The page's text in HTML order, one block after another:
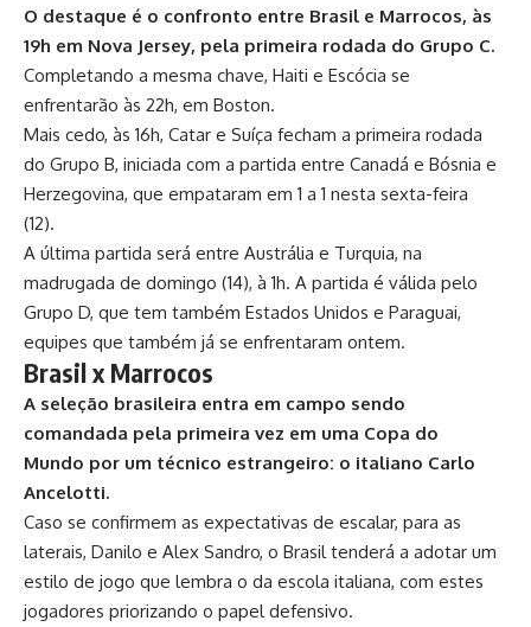
O destaque é o confronto entre Brasil e Marrocos, às
19h em Nova Jersey, pela primeira rodada do Grupo C.
Completando a mesma chave, Haiti e Escócia se
enfrentarão às 22h, em Boston.
Mais cedo, às 16h, Catar e Suíça fecham a primeira rodada
do Grupo B, iniciada com a partida entre Canadá e Bósnia e
Herzegovina, que empataram em 1 a 1 nesta sexta-feira
(12).
A última partida será entre Austrália e Turquia, na
madrugada de domingo (14), à 1h. A partida é válida pelo
Grupo D, que tem também Estados Unidos e Paraguai,
equipes que também já se enfrentaram ontem.
Brasil x Marrocos
A seleção brasileira entra em campo sendo
comandada pela primeira vez em uma Copa do
Mundo por um técnico estrangeiro: o italiano Carlo
Ancelotti.
Caso se confirmem as expectativas de escalar, para as
laterais, Danilo e Alex Sandro, o Brasil tenderá a adotar um
estilo de jogo que lembra o da escola italiana, com estes
jogadores priorizando o papel defensivo.